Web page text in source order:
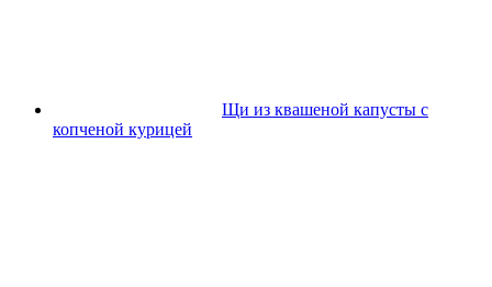
Щи из квашеной капусты с
копченой курицей